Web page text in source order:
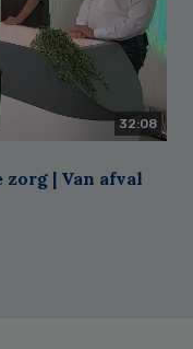
32:08
zorg | Van afval